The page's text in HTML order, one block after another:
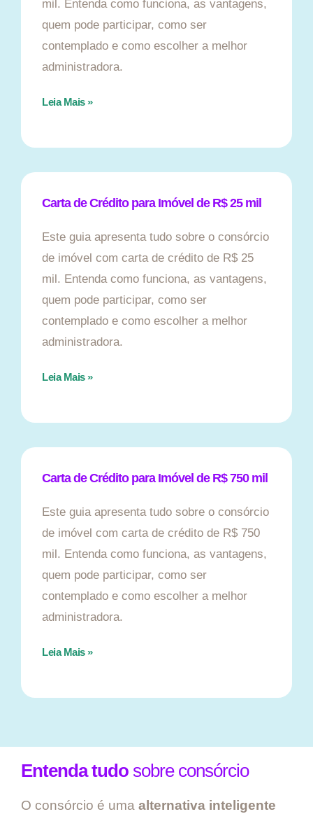
mil. Entenda como funciona, as vantagens,
quem pode participar, como ser
contemplado e como escolher a melhor
administradora.
Leia Mais »
Carta de Crédito para Imóvel de R$ 25 mil
Este guia apresenta tudo sobre o consórcio
de imóvel com carta de crédito de R$ 25
mil. Entenda como funciona, as vantagens,
quem pode participar, como ser
contemplado e como escolher a melhor
administradora.
Leia Mais »
Carta de Crédito para Imóvel de R$ 750 mil
Este guia apresenta tudo sobre o consórcio
de imóvel com carta de crédito de R$ 750
mil. Entenda como funciona, as vantagens,
quem pode participar, como ser
contemplado e como escolher a melhor
administradora.
Leia Mais »
Entenda tudo sobre consórcio
O consórcio é uma alternativa inteligente